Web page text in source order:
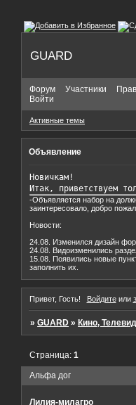
GUARD
Форум Участники
Войти
Активные темы
Объявление
Новичкам!
Итак, приветствуем
-Объявляется набор на
заинтересовало, добро
Новости:
24.08. Изменился дизайн
24.08. Видоизменились
15.08. Появились новые
заполнить их.
Привет, Гость! Войдитеили
»GUARD » Кино,
Альфа дог
Страница:1
Лилия-милагро